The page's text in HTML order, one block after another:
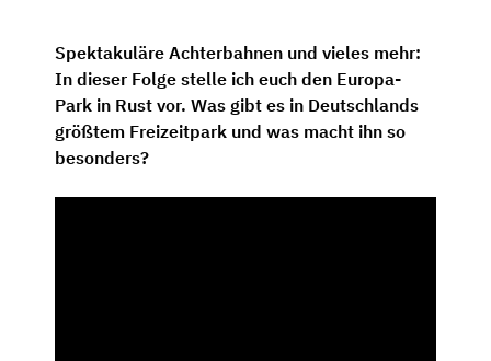
Spektakuläre Achterbahnen und vieles mehr:
In dieser Folge stelle ich euch den Europa-
Park in Rust vor. Was gibt es in Deutschlands
größtem Freizeitpark und was macht ihn so
besonders?